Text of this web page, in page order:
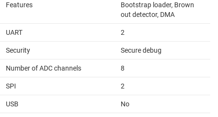
Features
Bootstrap loader, Brown
out detector, DMA
UART 2
Security Secure debug
Number of ADC channels 8
SPI 2
USB No